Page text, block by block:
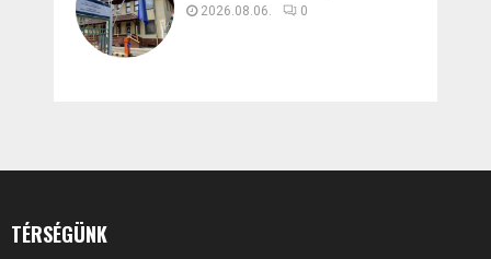
2026.08.06. 0
TÉRSÉGÜNK